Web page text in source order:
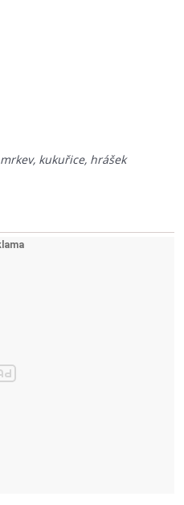
mrkev, kukuřice, hrášek